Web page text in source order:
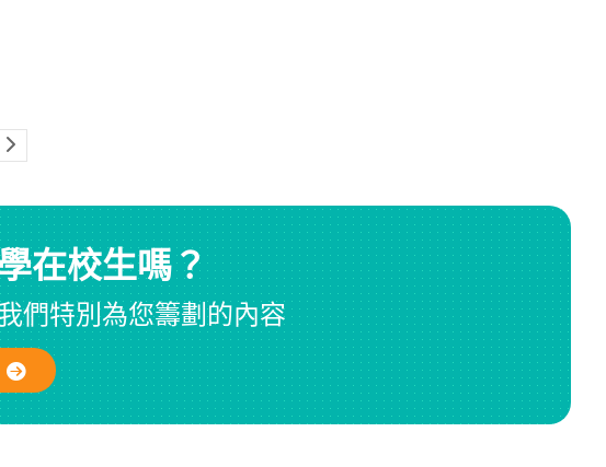
在校生嗎？
們特別為您籌劃的內容